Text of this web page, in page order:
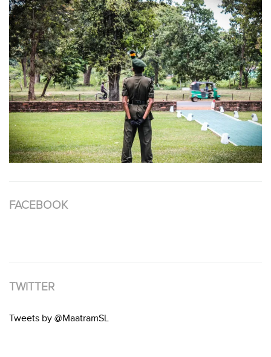
FACEBOOK
TWITTER
Tweets by @MaatramSL